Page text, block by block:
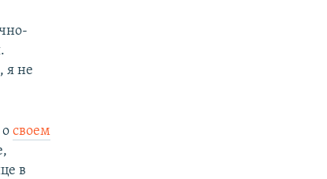
я не
освоем
в